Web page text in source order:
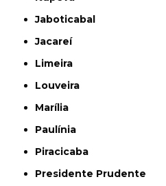
Jaboticabal
Jacareí
Limeira
Louveira
Marília
Paulínia
Piracicaba
Presidente Prudente